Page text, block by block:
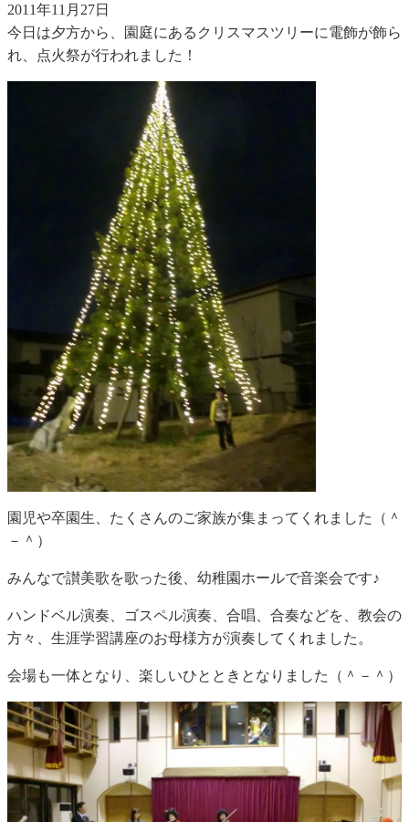
2011年11月27日
今日は夕方から、園庭にあるクリスマスツリーに電飾が飾ら
れ、点火祭が行われました！
園児や卒園生、たくさんのご家族が集まってくれました（＾
－＾）
みんなで讃美歌を歌った後、幼稚園ホールで音楽会です♪
ハンドベル演奏、ゴスペル演奏、合唱、合奏などを、教会の
方々、生涯学習講座のお母様方が演奏してくれました。
会場も一体となり、楽しいひとときとなりました（＾－＾）